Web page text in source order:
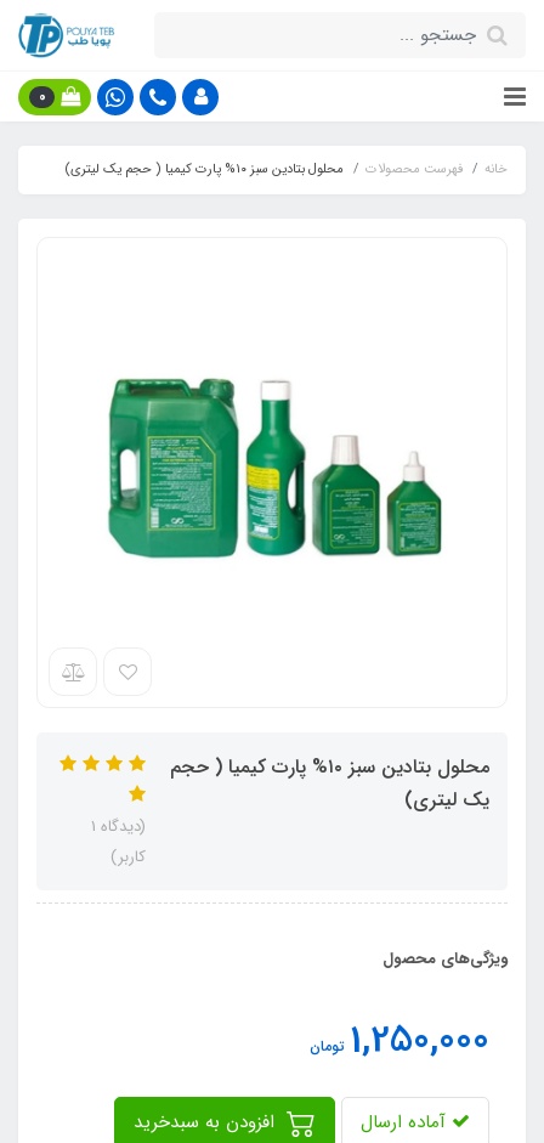
0
خانه فهرست محصولات محلول بتادین سبز ۱۰% پارت کیمیا ( حجم یک لیتری)
محلول بتادین سبز ۱۰% پارت کیمیا ( حجم
یک لیتری)
(دیدگاه 1
کاربر)
ویژگی‌های محصول
1,250,000 تومان
آماده ارسال